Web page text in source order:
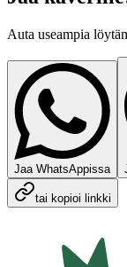
Auta useampia
Jaa WhatsAppissa
tai kopioi linkki